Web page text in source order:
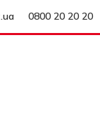
0800 20 20 20